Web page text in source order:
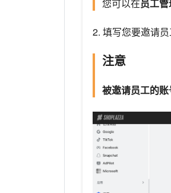
您可以在员工
2. 填写您要邀请员
注意
被邀请员工的账